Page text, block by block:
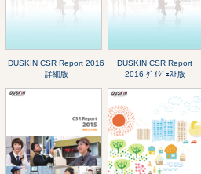
DUSKIN CSR Report 2016
詳細版
DUSKIN CSR Report
2016 ﾀﾞｲｼﾞｪｽﾄ版